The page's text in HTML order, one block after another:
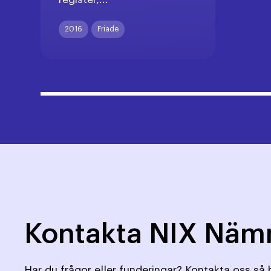
2016 Friade
Kontakta NIX